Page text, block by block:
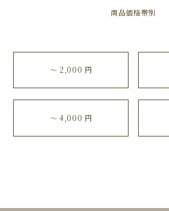
商品価格帯別
〜 2,000 円
〜 4,000 円